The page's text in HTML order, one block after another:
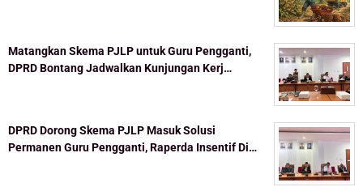
Matangkan Skema PJLP untuk Guru Pengganti,
DPRD Bontang Jadwalkan Kunjungan Kerj…
DPRD Dorong Skema PJLP Masuk Solusi
Permanen Guru Pengganti, Raperda Insentif Di…